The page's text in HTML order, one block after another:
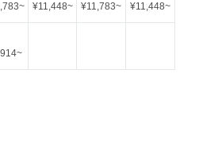
~ ¥11,448~ ¥11,783~ ¥11,448~
~